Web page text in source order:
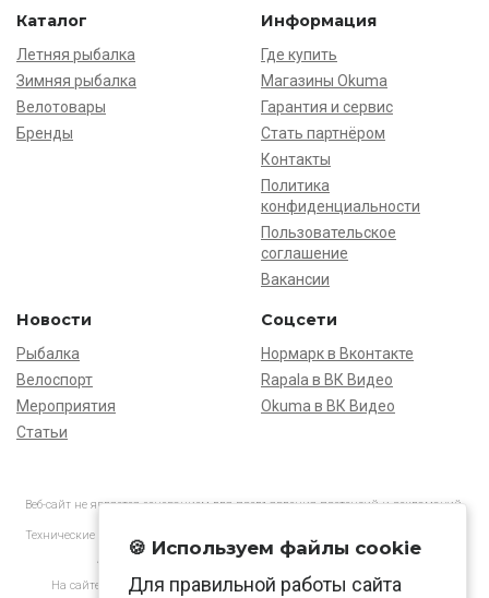
Каталог
Летняя рыбалка
Зимняя рыбалка
Велотовары
Бренды
Информация
Где купить
Магазины Okuma
Гарантия и сервис
Стать партнёром
Контакты
Политика
конфиденциальности
Пользовательское
соглашение
Вакансии
Новости
Рыбалка
Велоспорт
Мероприятия
Статьи
Соцсети
Нормарк в Вконтакте
Rapala в ВК Видео
Okuma в ВК Видео
Веб-сайт не является основанием для предъявления претензий и рекламаций,
Технические характеристики товаров могут отличаться от указанных на сайте.
АО «Нормарк» ИНН 7728172512 ОГРН 1037739603505
На сайте применяютсярекомендательные технологиив соответствии
🍪 Используем файлы cookie
Для правильной работы сайта